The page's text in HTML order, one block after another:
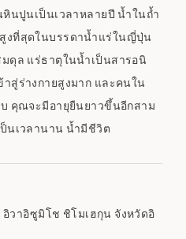
นปูนเป็นเวลาหลายปี น้ำในถ้ำ
งที่สุดในบรรดาน้ำแร่ในญี่ปุ่น
ดุล แร่ธาตุในน้ำเป็นสารอนิ
สู่ร่างกายสูงมาก และคนใน
คุณจะมีอายุยืนยาวขึ้นอีกสาม
นเวลานาน น้ำมีชีวิต
อิวาอิซูมิโช ชิโมเฮกุน จังหวัดอิ